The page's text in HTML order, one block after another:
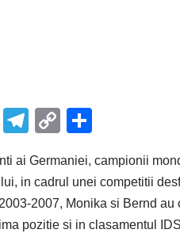
W
s
T
e
gr
a
C
p
y
Li
ta
je
a
ai Germaniei, campionii
in cadrul unei competitii
2007, Monika si Bernd
pozitie si in clasamentul